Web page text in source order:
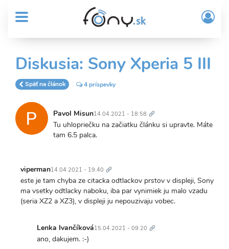
obsah
MENU
Sub
Header
menu
User
account
menu
/
Diskusia: Sony Xperia 5 III
Späť na článok 4 príspevky
Pavol Misun14.04.2021 - 18:58 odkaz
Tu uhlopriečku na začiatku článku si upravte. Máte
tam 6.5 palca.
viperman14.04.2021 - 19:40 odkaz
este je tam chyba ze citacka odtlackov prstov v displeji, Sony
ma vsetky odtlacky naboku, iba par vynimiek ju malo vzadu
(seria XZ2 a XZ3), v displeji ju nepouzivaju vobec.
Lenka Ivančíková15.04.2021 - 09:20 odkaz
In
ano, dakujem. :-)